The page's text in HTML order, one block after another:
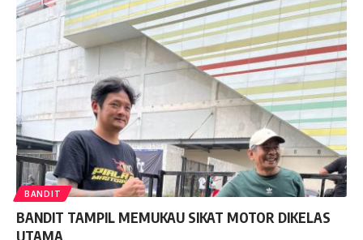
BANDIT
BANDIT TAMPIL MEMUKAU SIKAT MOTOR DIKELAS
UTAMA